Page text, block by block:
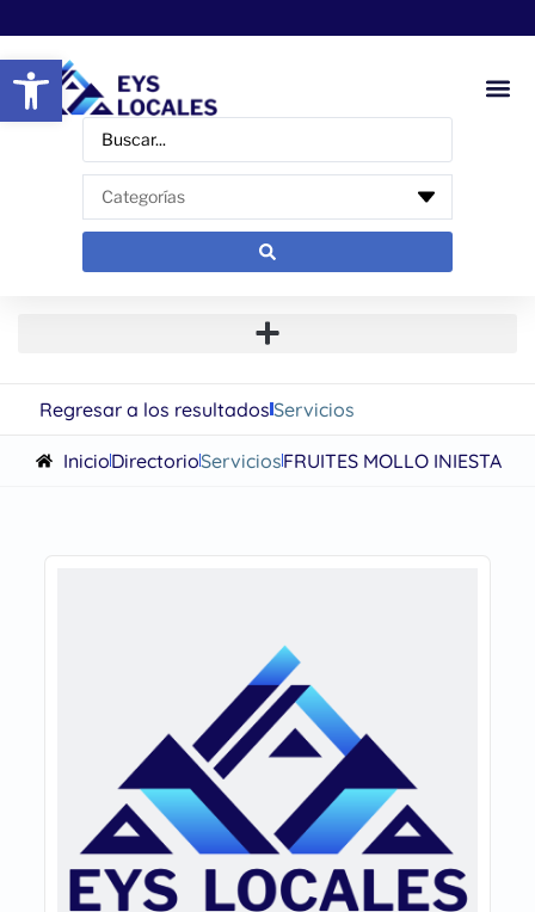
Abrir barra de herramientas
Regresar a los resultadosServicios
InicioDirectorioServiciosFRUITES MOLLO INIESTA